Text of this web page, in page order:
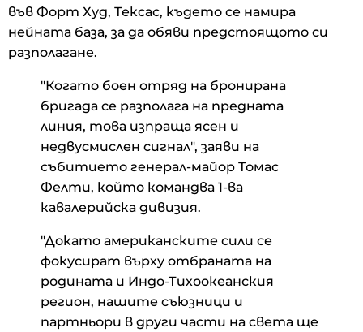
във Форт Худ, Тексас, където се намира
нейната база, за да обяви предстоящото си
разполагане.
"Когато боен отряд на бронирана
бригада се разполага на предната
линия, това изпраща ясен и
недвусмислен сигнал", заяви на
събитието генерал-майор Томас
Фелти, който командва 1-ва
кавалерийска дивизия.
"Докато американските сили се
фокусират върху отбраната на
родината и Индо-Тихоокеанския
регион, нашите съюзници и
партньори в други части на света ще